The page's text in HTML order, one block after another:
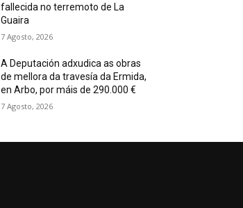
fallecida no terremoto de La
Guaira
7 Agosto, 2026
A Deputación adxudica as obras
de mellora da travesía da Ermida,
en Arbo, por máis de 290.000 €
7 Agosto, 2026